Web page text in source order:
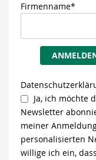
Firmenname*
Ja, ich möchte
Newsletter
meiner
personalisierten
willige ich ein, dass